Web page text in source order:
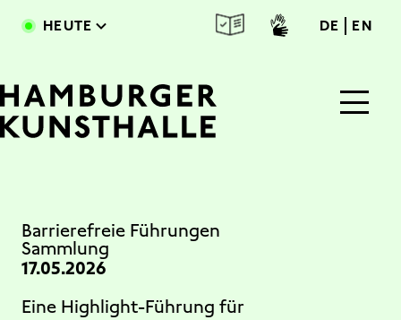
Direkt zum Inhalt
HEUTE DE deutsch
EN
Barrierefreie Führungen
Sammlung
17.05.2026
Eine Highlight-Führung für